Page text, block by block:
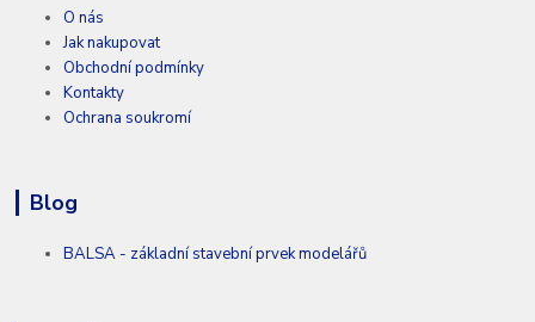
O nás
Jak nakupovat
Obchodní podmínky
Kontakty
Ochrana soukromí
Blog
BALSA - základní stavební prvek modelářů